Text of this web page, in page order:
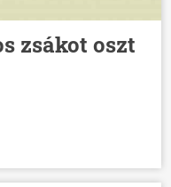
zsákot oszt